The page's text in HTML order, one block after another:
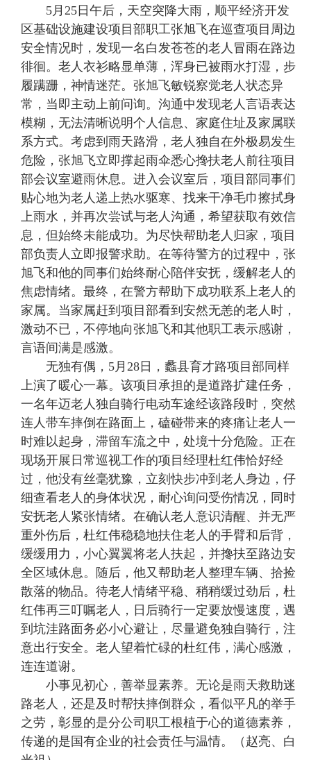
5月25日午后，天空突降大雨，顺平经济开发
区基础设施建设项目部职工张旭飞在巡查项目周边
安全情况时，发现一名白发苍苍的老人冒雨在路边
徘徊。老人衣衫略显单薄，浑身已被雨水打湿，步
履蹒跚，神情迷茫。张旭飞敏锐察觉老人状态异
常，当即主动上前问询。沟通中发现老人言语表达
模糊，无法清晰说明个人信息、家庭住址及家属联
系方式。考虑到雨天路滑，老人独自在外极易发生
危险，张旭飞立即撑起雨伞悉心搀扶老人前往项目
部会议室避雨休息。进入会议室后，项目部同事们
贴心地为老人递上热水驱寒、找来干净毛巾擦拭身
上雨水，并再次尝试与老人沟通，希望获取有效信
息，但始终未能成功。为尽快帮助老人归家，项目
部负责人立即报警求助。在等待警方的过程中，张
旭飞和他的同事们始终耐心陪伴安抚，缓解老人的
焦虑情绪。最终，在警方帮助下成功联系上老人的
家属。当家属赶到项目部看到安然无恙的老人时，
激动不已，不停地向张旭飞和其他职工表示感谢，
言语间满是感激。
无独有偶，5月28日，蠡县育才路项目部同样
上演了暖心一幕。该项目承担的是道路扩建任务，
一名年迈老人独自骑行电动车途经该路段时，突然
连人带车摔倒在路面上，磕碰带来的疼痛让老人一
时难以起身，滞留车流之中，处境十分危险。正在
现场开展日常巡视工作的项目经理杜红伟恰好经
过，他没有丝毫犹豫，立刻快步冲到老人身边，仔
细查看老人的身体状况，耐心询问受伤情况，同时
安抚老人紧张情绪。在确认老人意识清醒、并无严
重外伤后，杜红伟稳稳地扶住老人的手臂和后背，
缓缓用力，小心翼翼将老人扶起，并搀扶至路边安
全区域休息。随后，他又帮助老人整理车辆、拾捡
散落的物品。待老人情绪平稳、稍稍缓过劲后，杜
红伟再三叮嘱老人，日后骑行一定要放慢速度，遇
到坑洼路面务必小心避让，尽量避免独自骑行，注
意出行安全。老人望着忙碌的杜红伟，满心感激，
连连道谢。
小事见初心，善举显素养。无论是雨天救助迷
路老人，还是及时帮扶摔倒群众，看似平凡的举手
之劳，彰显的是分公司职工根植于心的道德素养，
传递的是国有企业的社会责任与温情。（赵亮、白